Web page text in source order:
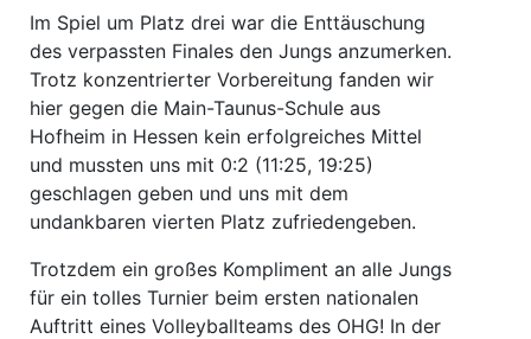
Im Spiel um Platz drei war die Enttäuschung
des verpassten Finales den Jungs anzumerken.
Trotz konzentrierter Vorbereitung fanden wir
hier gegen die Main-Taunus-Schule aus
Hofheim in Hessen kein erfolgreiches Mittel
und mussten uns mit 0:2 (11:25, 19:25)
geschlagen geben und uns mit dem
undankbaren vierten Platz zufriedengeben.
Trotzdem ein großes Kompliment an alle Jungs
für ein tolles Turnier beim ersten nationalen
Auftritt eines Volleyballteams des OHG! In der